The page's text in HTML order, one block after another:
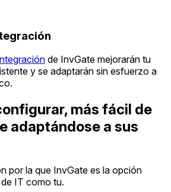
de InvGate mejorarán tu
y se adaptarán sin esfuerzo a
más fácil de
adaptándose a sus
por la que InvGate es la opción
IT como tu.